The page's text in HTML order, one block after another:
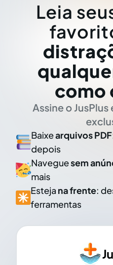
Leia
como
Assine o
Baixearquivos PDF
depois
Naveguesem
mais
Esteja na frente:
ferramentas